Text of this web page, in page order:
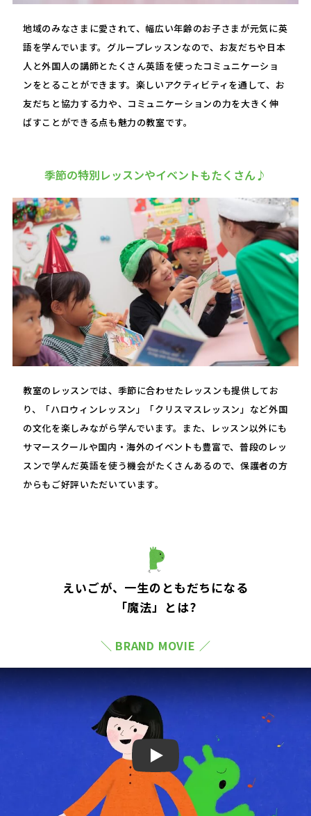
地域のみなさまに愛されて、幅広い年齢のお子さまが元気に英
語を学んでいます。グループレッスンなので、お友だちや日本
人と外国人の講師とたくさん英語を使ったコミュニケーショ
ンをとることができます。楽しいアクティビティを通して、お
友だちと協力する力や、コミュニケーションの力を大きく伸
ばすことができる点も魅力の教室です。
季節の特別レッスンやイベントもたくさん♪
教室のレッスンでは、季節に合わせたレッスンも提供してお
り、「ハロウィンレッスン」「クリスマスレッスン」など外国
の文化を楽しみながら学んでいます。また、レッスン以外にも
サマースクールや国内・海外のイベントも豊富で、普段のレッ
スンで学んだ英語を使う機会がたくさんあるので、保護者の方
からもご好評いただいています。
えいごが、一生のともだちになる
「魔法」とは?
＼ BRAND MOVIE ／